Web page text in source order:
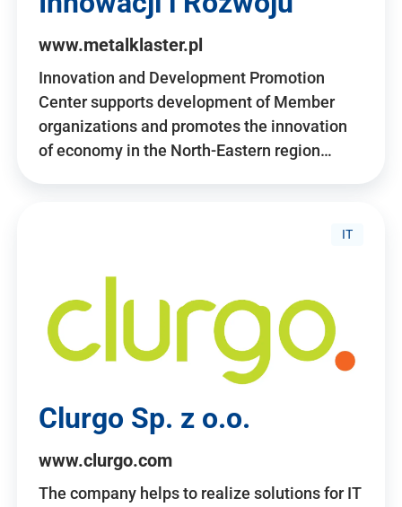
www.metalklaster.pl
Innovation and Development Promotion
Center supports development of Member
organizations and promotes the innovation
of economy in the North-Eastern region…
IT
Clurgo Sp. z o.o.
www.clurgo.com
The company helps to realize solutions for IT